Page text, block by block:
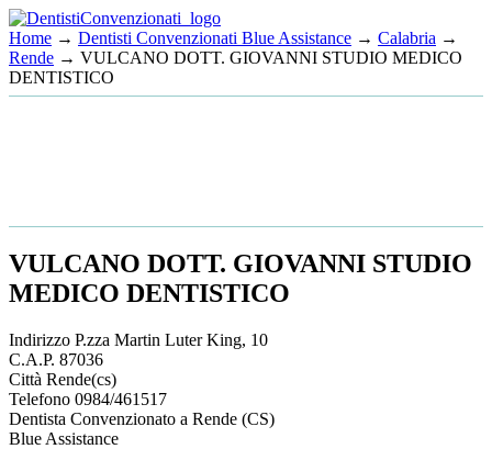
Home → Dentisti Convenzionati Blue Assistance → Calabria →
Rende → VULCANO DOTT. GIOVANNI STUDIO MEDICO
DENTISTICO
VULCANO DOTT. GIOVANNI STUDIO
MEDICO DENTISTICO
Indirizzo P.zza Martin Luter King, 10
C.A.P. 87036
Città Rende(cs)
Telefono 0984/461517
Dentista Convenzionato a Rende (CS)
Blue Assistance